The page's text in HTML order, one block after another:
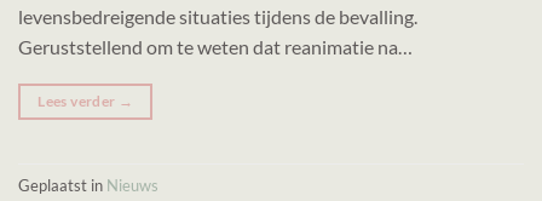
levensbedreigende situaties tijdens de bevalling.
Geruststellend om te weten dat reanimatie na…
Lees verder →
Geplaatst in Nieuws